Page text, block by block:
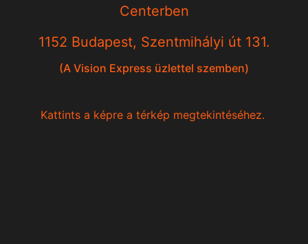
Centerben
1152 Budapest, Szentmihályi út 131.
(A Vision Express üzlettel szemben)
Kattints a képre a térkép megtekintéséhez.